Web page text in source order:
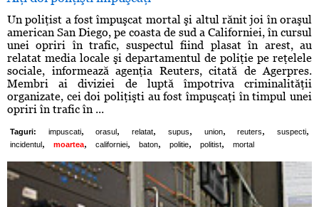
Un poliţist a fost împuşcat mortal şi altul rănit joi în oraşul
american San Diego, pe coasta de sud a Californiei, în cursul
unei opriri în trafic, suspectul fiind plasat în arest, au
relatat media locale şi departamentul de poliţie pe reţelele
sociale, informează agenţia Reuters, citată de Agerpres.
Membri ai diviziei de luptă împotriva criminalităţii
organizate, cei doi poliţişti au fost împuşcaţi în timpul unei
opriri în trafic în ...
Taguri: impuscati, orasul , relatat, supus, union, reuters, suspecti,
incidentul , moartea, californiei, baton, politie, politist, mortal